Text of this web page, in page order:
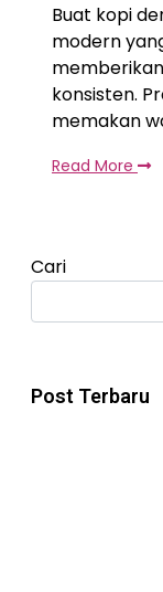
Buat kopi
modern
konsisten.
memakan
Read More
Cari
Post Terbaru